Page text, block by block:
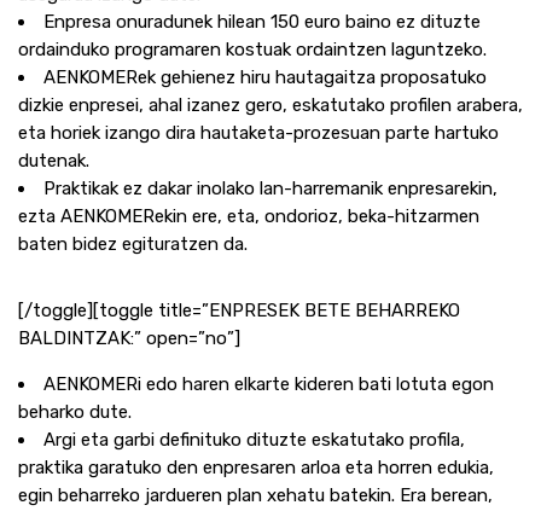
Enpresa onuradunek hilean 150 euro baino ez dituzte
ordainduko programaren kostuak ordaintzen laguntzeko.
AENKOMERek gehienez hiru hautagaitza proposatuko
dizkie enpresei, ahal izanez gero, eskatutako profilen arabera,
eta horiek izango dira hautaketa-prozesuan parte hartuko
dutenak.
Praktikak ez dakar inolako lan-harremanik enpresarekin,
ezta AENKOMERekin ere, eta, ondorioz, beka-hitzarmen
baten bidez egituratzen da.
[/toggle][toggle title=”ENPRESEK BETE BEHARREKO
BALDINTZAK:” open=”no”]
AENKOMERi edo haren elkarte kideren bati lotuta egon
beharko dute.
Argi eta garbi definituko dituzte eskatutako profila,
praktika garatuko den enpresaren arloa eta horren edukia,
egin beharreko jardueren plan xehatu batekin. Era berean,